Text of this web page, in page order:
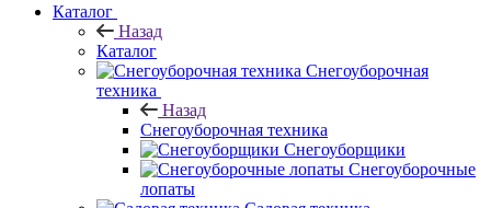
Каталог
Назад
Каталог
Снегоуборочная
техника
Назад
Снегоуборочная техника
Снегоуборщики
Снегоуборочные
лопаты